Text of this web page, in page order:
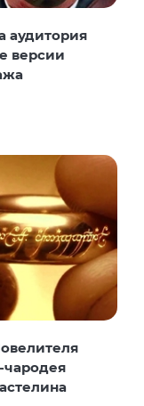
аудитория
версии
чародея